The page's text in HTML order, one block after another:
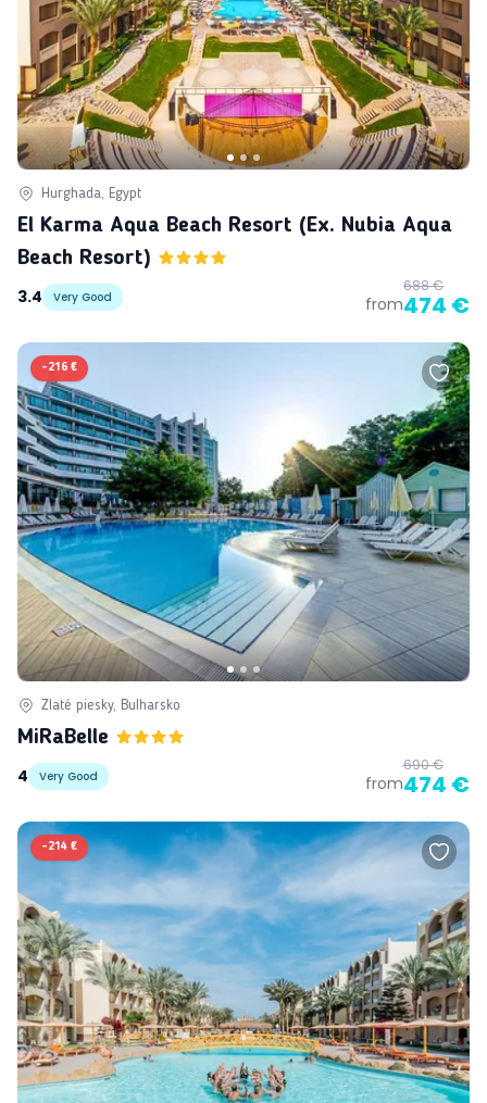
Hurghada, Egypt
El Karma Aqua Beach Resort (ex. Nubia Aqua
Beach Resort)
3.4
Very Good from
688 €
474 €
-216 €
Zlaté piesky, Bulharsko
MiRaBelle
4
Very Good from
690 €
474 €
-214 €